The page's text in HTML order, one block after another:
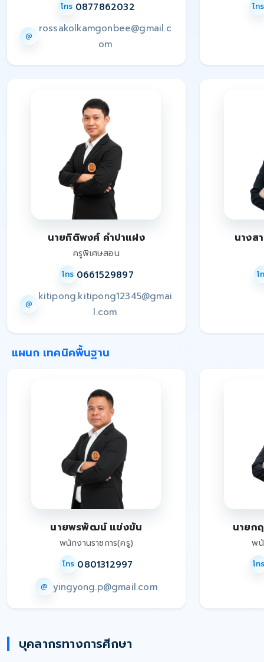
โทร 0877862032
@
rossakolkamgonbee@gmail.c
om
โทร
นายกิติพงศ์ คำปาแฝง
ครูพิเศษสอน
โทร 0661529897
@
kitipong.kitipong12345@gmai
l.com
นางส
โ
แผนก เทคนิคพื้นฐาน
นายพรพัฒน์ แข่งขัน
พนักงานราชการ(ครู)
โทร 0801312997
@ yingyong.p@gmail.com
นายก
พนั
โท
บุคลากรทางการศึกษา